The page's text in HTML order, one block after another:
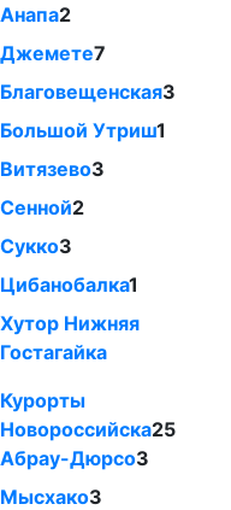
Анапа2
Джемете7
Благовещенская3
Большой Утриш1
Витязево3
Сенной2
Сукко3
Цибанобалка1
Хутор Нижняя
Гостагайка
Курорты
Новороссийска25
Абрау-Дюрсо3
Мысхако3